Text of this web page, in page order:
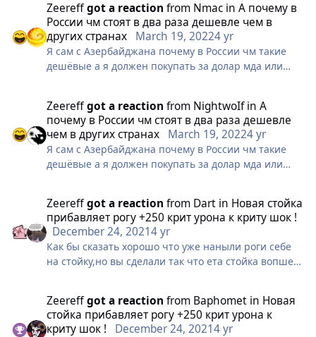
Zeereffgot a reaction from Nmac inА почему в
России чм стоят в два раза дешевле чем в
других странах
March 19, 20224 yr
Я сам с Азербайджана почему в России чм такие
дешёвые а я должен покупать за долар мда или
Zeereffgot a reaction from NightwoIfinА
почему в России чм стоят в два раза дешевле
чем в других странах
March 19, 20224 yr
Я сам с Азербайджана почему в России чм такие
дешёвые а я должен покупать за долар мда или
Zeereffgot a reaction from Dart in Новая стойка
прибавляет рогу +250 крит урона к криту шок !
December 24, 20214 yr
Как бы сказать хорошо что уже наныли роги себе
на стойку,но вы сделали так что ета стойка вопше
баффом ги, и вобще я критую без стойки 3к с ней
3300 вот ето бафф рога в пве и при том что еще 8%
Zeereffgot a reaction from Baphomet in Новая
стойка прибавляет рогу +250 крит урона к
криту шок !
December 24, 20214 yr